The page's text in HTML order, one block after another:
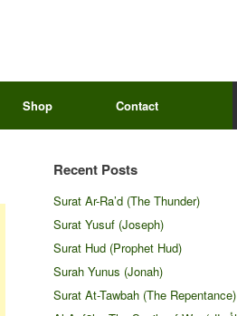
Shop Contact
Recent Posts
Surat Ar-Ra’d (The Thunder)
Surat Yusuf (Joseph)
Surat Hud (Prophet Hud)
Surah Yunus (Jonah)
Surat At-Tawbah (The Repentance)